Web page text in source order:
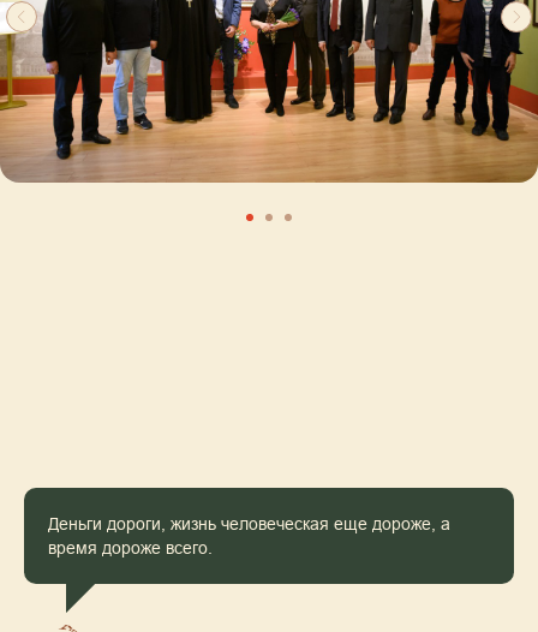
Деньги дороги, жизнь человеческая еще дороже, а
время дороже всего.